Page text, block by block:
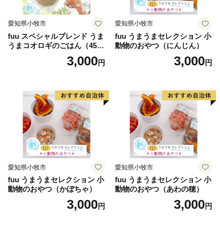
仙市へのご支援を引き続き宜しくお願い申し上げます。
愛知県小牧市
fuu スペシャルブレンド うま
うまコオロギのごはん（45
3,000円
愛知県小牧市
fuu うまうまセレクション 小
動物のおやつ（にんじん）
3,000円
愛知県小牧市
fuu うまうまセレクション 小
動物のおやつ（かぼちゃ）
3,000円
愛知県小牧市
fuu うまうまセレクション 小
動物のおやつ（あわの穂）
3,000円